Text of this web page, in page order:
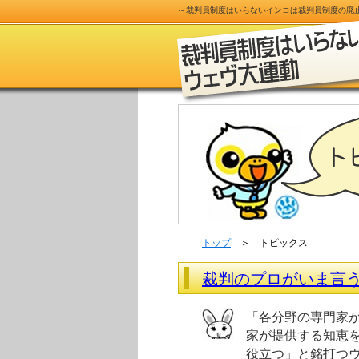
～裁判員制度はいらないインコは裁判員制度の廃
トップ＞ トピックス
裁判のプロがいま言
「各分野の専門家
家が提供する知恵
役立つ」と銘打つ